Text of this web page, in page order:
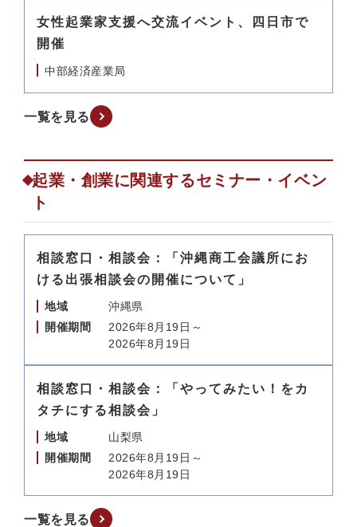
女性起業家支援へ交流イベント、四日市で
開催
中部経済産業局
一覧を見る
起業・創業に関連するセミナー・イベン
ト
相談窓口・相談会：「沖縄商工会議所にお
ける出張相談会の開催について」
地域
沖縄県
開催期間
2026年8月19日～
2026年8月19日
相談窓口・相談会：「やってみたい！をカ
タチにする相談会」
地域
山梨県
開催期間
2026年8月19日～
2026年8月19日
一覧を見る